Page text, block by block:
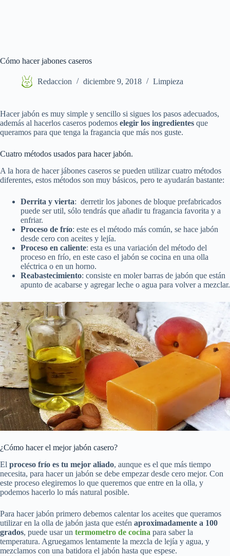
Cómo hacer jabones caseros
Redaccion diciembre 9, 2018 Limpieza
Hacer jabón es muy simple y sencillo si sigues los pasos adecuados,
además al hacerlos caseros podemos elegir los ingredientes que
queramos para que tenga la fragancia que más nos guste.
Cuatro métodos usados para hacer jabón.
A la hora de hacer jábones caseros se pueden utilizar cuatro métodos
diferentes, estos métodos son muy básicos, pero te ayudarán bastante:
Derrita y vierta: derretir los jabones de bloque prefabricados
puede ser util, sólo tendrás que añadir tu fragancia favorita y a
enfriar.
Proceso de frío: este es el método más común, se hace jabón
desde cero con aceites y lejía.
Proceso en caliente: esta es una variación del método del
proceso en frío, en este caso el jabón se cocina en una olla
eléctrica o en un horno.
Reabastecimiento: consiste en moler barras de jabón que están
apunto de acabarse y agregar leche o agua para volver a mezclar.
¿Cómo hacer el mejor jabón casero?
El proceso frío es tu mejor aliado, aunque es el que más tiempo
necesita, para hacer un jabón se debe empezar desde cero mejor. Con
este proceso elegiremos lo que queremos que entre en la olla, y
podemos hacerlo lo más natural posible.
Para hacer jabón primero debemos calentar los aceites que queramos
utilizar en la olla de jabón jasta que estén aproximadamente a 100
grados, puede usar un termometro de cocina para saber la
temperatura. Agruegamos lentamente la mezcla de lejía y agua, y
mezclamos con una batidora el jabón hasta que espese.